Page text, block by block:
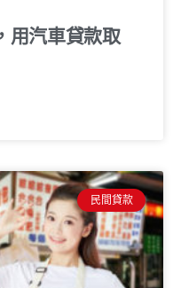
用汽車貸款取
民間貸款